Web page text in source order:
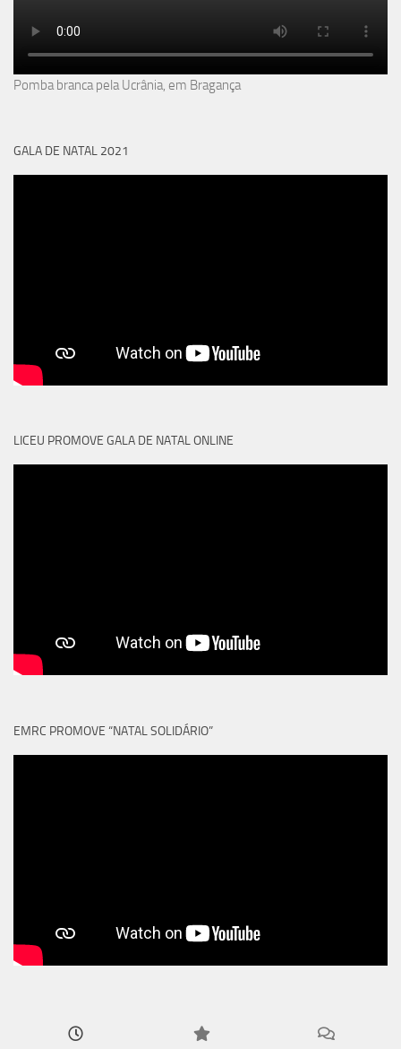
Pomba branca pela Ucrânia, em Bragança
GALA DE NATAL 2021
LICEU PROMOVE GALA DE NATAL ONLINE
EMRC PROMOVE “NATAL SOLIDÁRIO”